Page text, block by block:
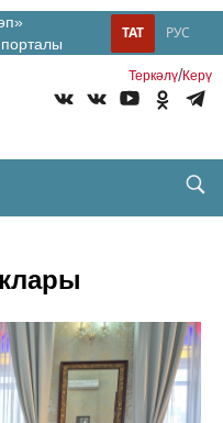
РУС
ТАТ
Теркəлү/Керү